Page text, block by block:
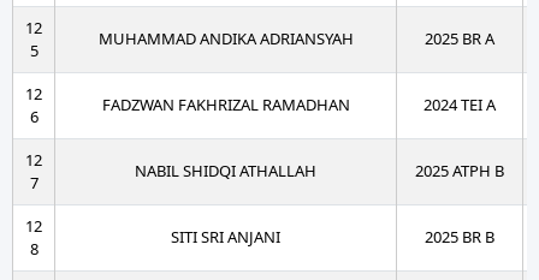
12
5
MUHAMMAD ANDIKA ADRIANSYAH 2025 BR A
12
6
FADZWAN FAKHRIZAL RAMADHAN 2024 TEI A
12
7
NABIL SHIDQI ATHALLAH 2025 ATPH B
12
8
SITI SRI ANJANI 2025 BR B